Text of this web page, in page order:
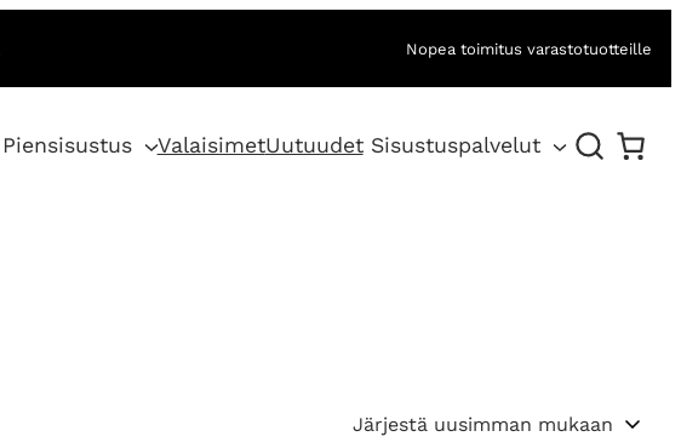
Nopea toimitus varastotuotteille
Piensisustus ValaisimetUutuudet Sisustuspalvelut